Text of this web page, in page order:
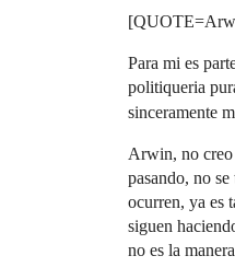
Para mi es
politiqueria
sinceramente
Arwin, no creo
pasando, no
ocurren, ya es
siguen
no es la